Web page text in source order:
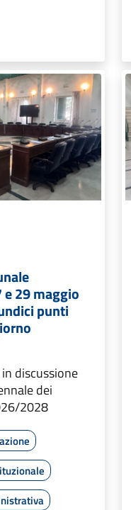
29 maggio
punti
discussione
dei
2028